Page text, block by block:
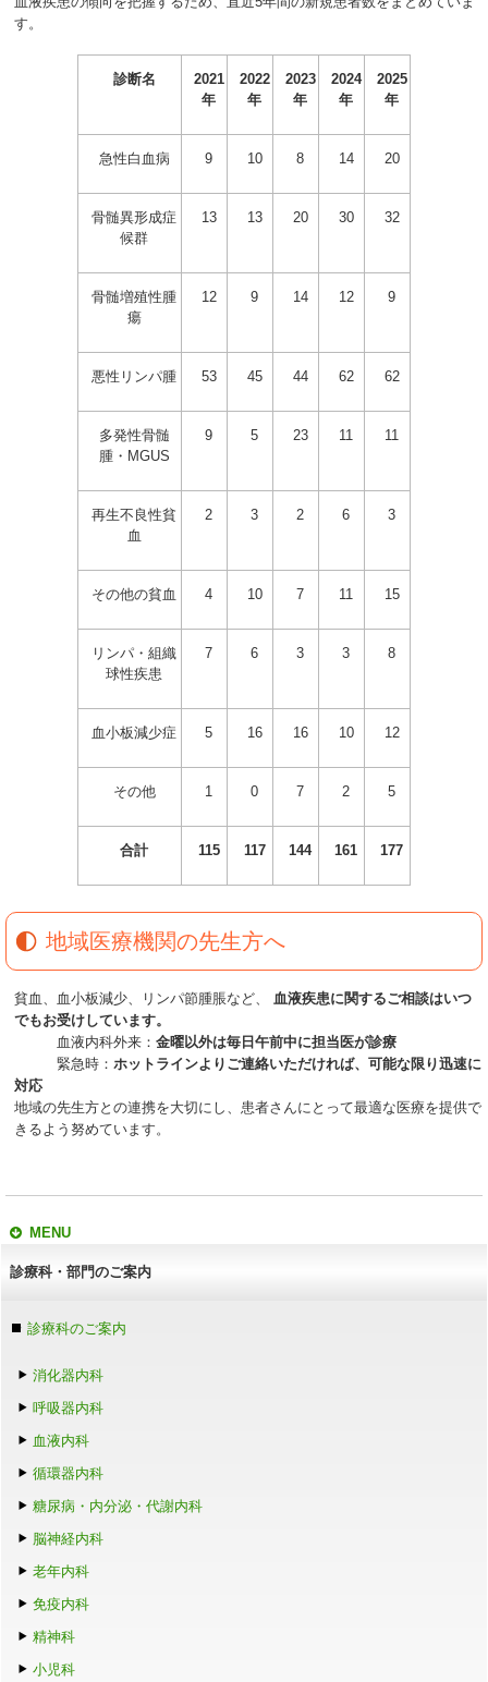
す。
診断名
2021
年
2022
年
2023
年
2024
年
2025
年
急性白血病 9 10 8 14 20
骨髄異形成症
候群
13 13 20 30 32
骨髄増殖性腫
瘍
12 9 14 12 9
悪性リンパ腫 53 45 44 62 62
多発性骨髄
腫・MGUS
9 5 23 11 11
再生不良性貧
血
2 3 2 6 3
その他の貧血 4 10 7 11 15
リンパ・組織
球性疾患
7 6 3 3 8
血小板減少症 5 16 16 10 12
その他 1 0 7 2 5
合計 115 117 144 161 177
地域医療機関の先生方へ
貧血、血小板減少、リンパ節腫脹など、
血液疾患に関するご相談はいつ
でもお受けしています。
血液内科外来： 金曜以外は毎日午前中に担当医が診療
緊急時： ホットラインよりご連絡いただければ、可能な限り迅速に
対応
地域の先生方との連携を大切にし、患者さんにとって最適な医療を提供で
きるよう努めています。
MENU
診療科・部門のご案内
診療科のご案内
消化器内科
呼吸器内科
血液内科
循環器内科
糖尿病・内分泌・代謝内科
脳神経内科
老年内科
免疫内科
精神科
小児科